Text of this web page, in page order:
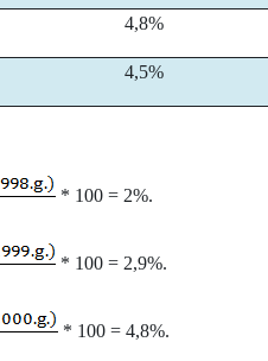
4,8%
4,5%
* 100 = 2%.
* 100 = 2,9%.
* 100 = 4,8%.